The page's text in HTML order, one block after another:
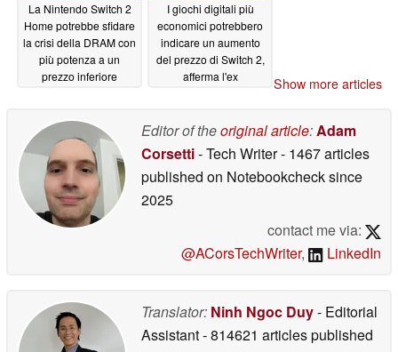
La Nintendo Switch 2
Home potrebbe sfidare
la crisi della DRAM con
più potenza a un
prezzo inferiore
I giochi digitali più
economici potrebbero
indicare un aumento
del prezzo di Switch 2,
afferma l'ex
04/02/2026
Show more articles
Editor of theoriginal article:Adam
Corsetti- Tech Writer- 1467 articles
published on Notebookchecksince
2025
contact me via:
@ACorsTechWriter, LinkedIn
Translator: Ninh Ngoc Duy- Editorial
Assistant- 814621 articles published